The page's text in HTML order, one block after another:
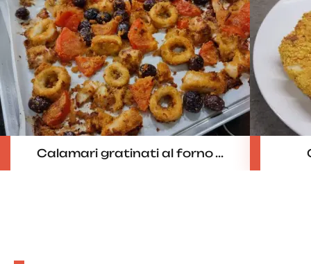
Calamari gratinati al forno ...